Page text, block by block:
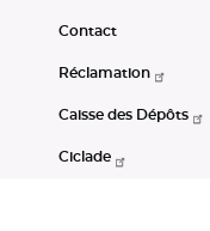
Contact
Réclamation
Caisse des Dépôts
Ciclade